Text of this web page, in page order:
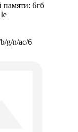
памяти: 6гб
g/n/ac/6